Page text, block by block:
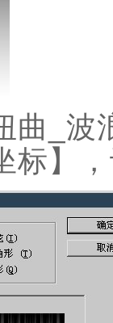
曲_波
标】